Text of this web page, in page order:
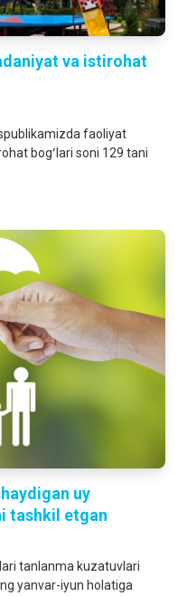
va istirohat
faoliyat
bogʻlari soni 129 tani
uy
tashkil etgan
tanlanma kuzatuvlari
yanvar-iyun holatiga